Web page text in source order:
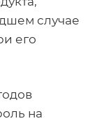
случае
его
на